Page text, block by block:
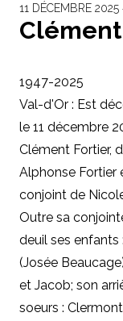
11 DÉCEMBRE 2025
1947-2025
Val-d'Or : Est
le 11 décembre
Clément Fortier,
Alphonse Fortier
conjoint de
Outre sa
deuil ses enfants
(Josée
et Jacob; son
soeurs :